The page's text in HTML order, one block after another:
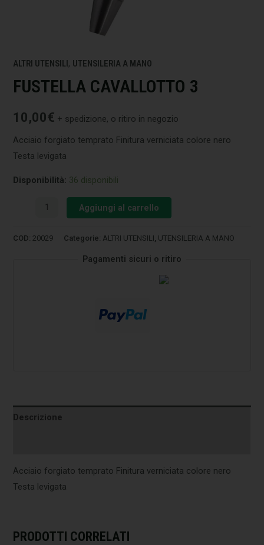
ALTRI UTENSILI, UTENSILERIA A MANO
FUSTELLA CAVALLOTTO 3
10,00€ + spedizione, o ritiro in negozio
Acciaio forgiato temprato Finitura verniciata colore nero
Testa levigata
Disponibilità: 36 disponibili
Aggiungi al carrello
COD: 20029 Categorie: ALTRI UTENSILI UTENSILERIA A MANO
Pagamenti sicuri o ritiro
Descrizione
Acciaio forgiato temprato Finitura verniciata colore nero
Testa levigata
PRODOTTI CORRELATI